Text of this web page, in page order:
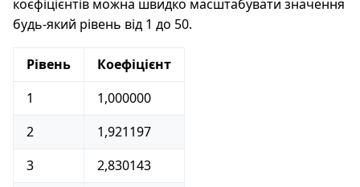
коєфіцієнтів можна швидко масштабувати значення
будь-який рівень від 1 до 50.
Рівень
Коефіцієнт
1
1,000000
2
1,921197
3
2,830143